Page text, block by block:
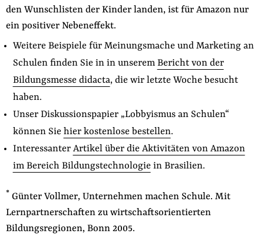
den Wunschlisten der Kinder landen, ist für Amazon nur
ein positiver Nebeneffekt.
Weitere Beispiele für Meinungsmache und Marketing an
Schulen finden Sie in in unserem Bericht von der
Bildungsmesse didacta, die wir letzte Woche besucht
haben.
Unser Diskussionspapier „Lobbyismus an Schulen“
können Sie hier kostenlose bestellen.
Interessanter Artikel über die Aktivitäten von Amazon
im Bereich Bildungstechnologiein Brasilien.
* Günter Vollmer, Unternehmen machen Schule. Mit
Lernpartnerschaften zu wirtschaftsorientierten
Bildungsregionen, Bonn 2005.